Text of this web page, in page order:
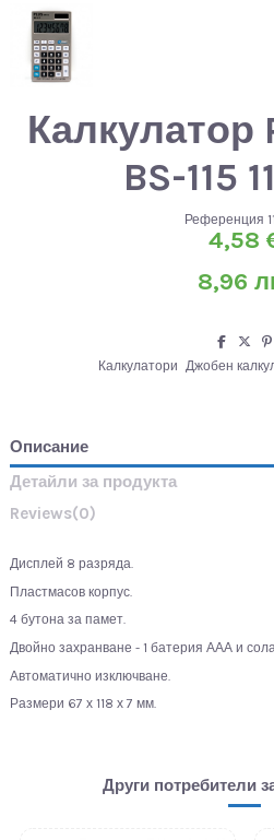
Калкулатор
BS-115
Референция
4,58
8,96
Калкулатори Джобен
Описание
Детайли за продукта
Reviews(0)
Дисплей 8 разряда.
Пластмасов корпус.
4 бутона за памет.
Двойно захранване - 1 батерия ААА и
Автоматично изключване.
Размери 67 х 118 х 7 мм.
Други потребители